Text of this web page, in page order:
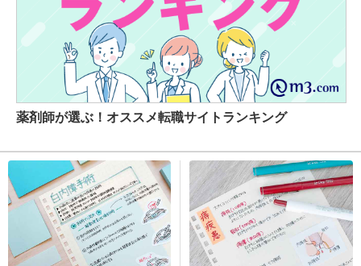
薬剤師が選ぶ！オススメ転職サイトランキング